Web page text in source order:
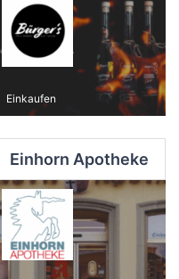
Einkaufen
Einhorn Apotheke